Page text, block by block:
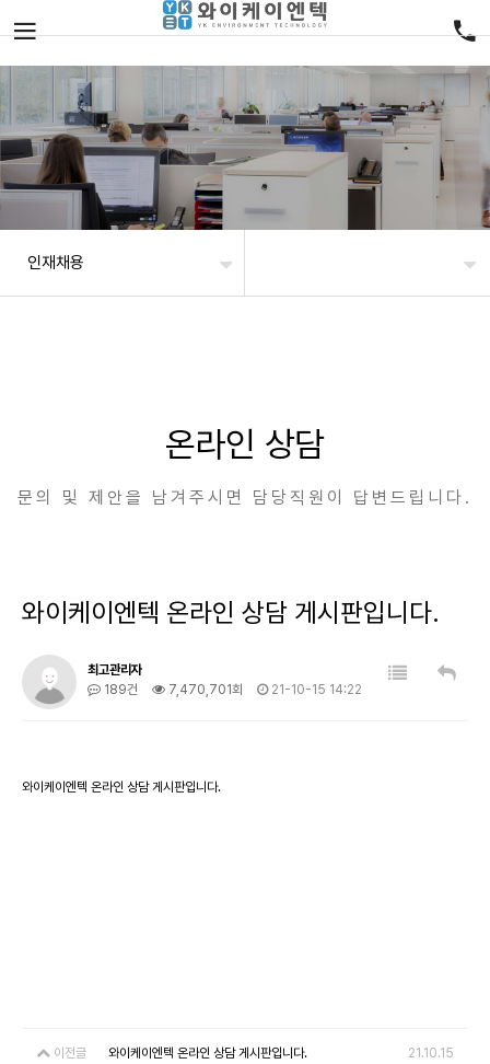
인재채용
온라인 상담
문의 및 제안을 남겨주시면 담당직원이 답변드립니다.
와이케이엔텍 온라인 상담 게시판입니다.
최고관리자
189건
7,470,701회 21-10-15 14:22
와이케이엔텍 온라인 상담 게시판입니다.
이전글 와이케이엔텍 온라인 상담 게시판입니다. 21.10.15